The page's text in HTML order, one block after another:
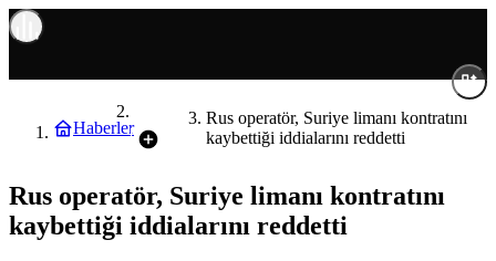
Haberler
Dünya
Rus operatör, Suriye limanı kontratını
kaybettiği iddialarını reddetti
Rus operatör, Suriye limanı kontratını
kaybettiği iddialarını reddetti